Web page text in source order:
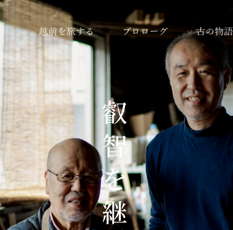
越前を旅する プロローグ 古の物語